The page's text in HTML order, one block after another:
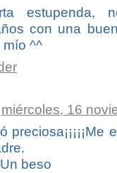
estupenda,
con una
mío ^^
miércoles, 16
beso